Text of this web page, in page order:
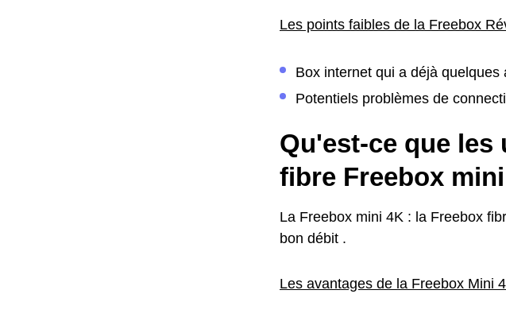
Les points faibles de la Freebox
Box internet qui a déjà quelques
Potentiels problèmes de
Qu'est-ce que
fibre Freebox
La Freebox mini 4K : la Freebox
bon débit .
Les avantages de la Freebox Mini